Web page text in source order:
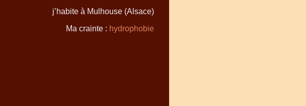
j’habite à Mulhouse (Alsace)
Ma crainte : hydrophobie